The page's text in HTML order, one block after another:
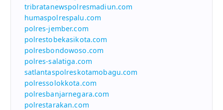
tribratanewspolresmadiun.com
humaspolrespalu.com
polres-jember.com
polrestobekasikota.com
polresbondowoso.com
polres-salatiga.com
satlantaspolreskotamobagu.com
polressolokkota.com
polresbanjarnegara.com
polrestarakan.com